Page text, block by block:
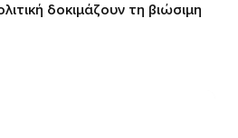
δοκιμάζουν τη βιώσιμη